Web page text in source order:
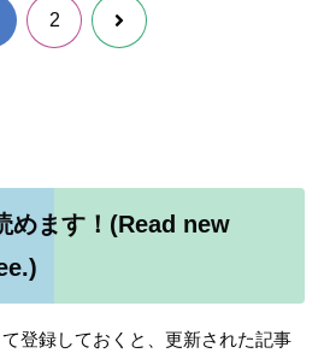
2 次
めます！(Read new
登録しておくと、更新された記事